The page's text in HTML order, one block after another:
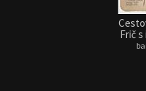
Frič